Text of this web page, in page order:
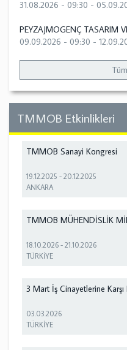
31.08.2026 - 09:30 -
PEYZAJMOGENÇ TASARIM
09.09.2026 - 09:30 -
TMMOB Etkinlikleri
TMMOB Sanayi Kongresi
19.12.2025 -20.12.2025
ANKARA
TMMOB MÜHENDİSLİK
18.10.2026 -21.10.2026
TÜRKİYE
3 Mart İş Cinayetlerine
03.03.2026
TÜRKİYE